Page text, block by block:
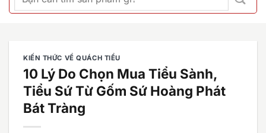
kiếm:
KIẾN THỨC VỀ QUÁCH TIỂU
10 Lý Do Chọn Mua Tiểu Sành,
Tiểu Sứ Từ Gốm Sứ Hoàng Phát
Bát Tràng